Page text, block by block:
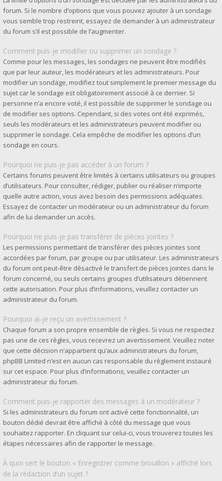
forum. Si le nombre d’options que vous pouvez ajouter à un sondage
vous semble trop restreint, essayez de demander à un administrateur
du forum s’il est possible de l’augmenter.
Comment puis-je modifier ou supprimer un sondage ?
Comme pour les messages, les sondages ne peuvent être modifiés
que par leur auteur, les modérateurs et les administrateurs. Pour
modifier un sondage, modifiez tout simplement le premier message du
sujet car le sondage est obligatoirement associé à ce dernier. Si
personne n’a encore voté, il est possible de supprimer le sondage ou
de modifier ses options. Cependant, si des votes ont été exprimés,
seuls les modérateurs et les administrateurs peuvent modifier ou
supprimer le sondage. Cela empêche de modifier les options d’un
sondage en cours.
Pourquoi ne puis-je pas accéder à un forum ?
Certains forums peuvent être limités à certains utilisateurs ou groupes
d’utilisateurs. Pour consulter, rédiger, publier ou réaliser n’importe
quelle autre action, vous avez besoin des permissions adéquates.
Essayez de contacter un modérateur ou un administrateur du forum
afin de lui demander un accès.
Pourquoi ne puis-je pas transférer de pièces jointes ?
Les permissions permettant de transférer des pièces jointes sont
accordées par forum, par groupe ou par utilisateur. Les administrateurs
du forum ont peut-être désactivé le transfert de pièces jointes dans le
forum concerné, ou seuls certains groupes d’utilisateurs détiennent
cette autorisation. Pour plus d’informations, veuillez contacter un
administrateur du forum.
Pourquoi ai-je reçu un avertissement ?
Chaque forum a son propre ensemble de règles. Si vous ne respectez
pas une de ces règles, vous recevrez un avertissement. Veuillez noter
que cette décision n’appartient qu’aux administrateurs du forum,
phpBB Limited n’est en aucun cas responsable du règlement instauré
sur cet espace. Pour plus d’informations, veuillez contacter un
administrateur du forum.
Comment puis-je rapporter des messages à un modérateur ?
Si les administrateurs du forum ont activé cette fonctionnalité, un
bouton dédié devrait être affiché à côté du message que vous
souhaitez rapporter. En cliquant sur celui-ci, vous trouverez toutes les
étapes nécessaires afin de rapporter le message.
À quoi sert le bouton « Enregistrer comme brouillon » affiché lors
de la rédaction d’un sujet ?